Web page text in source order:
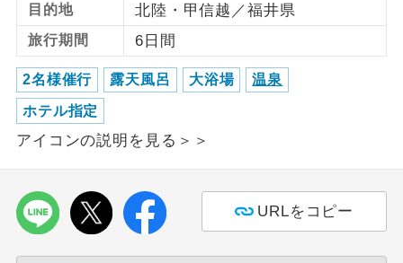
目的地 北陸・甲信越／福井県
旅行期間 6日間
2名様催行 露天風呂 大浴場 温泉
ホテル指定
アイコンの説明を見る＞＞
URLをコピー
年齢制限あり
ご参加にあたり年齢に制限があるコース
です。
航空会社指定
利用航空会社が指定なので、ご出発の計
画にとても便利です。
ホテル指定
ご紹介するホテルを指定したコースで
す。
おひとり様バ
ス2席利用
おひとり様でバス席を2席利⽤できま
す。